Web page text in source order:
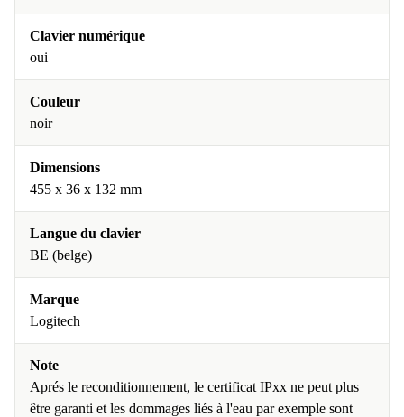
Clavier numérique
oui
Couleur
noir
Dimensions
455 x 36 x 132 mm
Langue du clavier
BE (belge)
Marque
Logitech
Note
Aprés le reconditionnement, le certificat IPxx ne peut plus
être garanti et les dommages liés à l'eau par exemple sont